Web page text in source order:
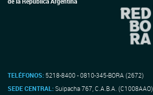
TELÉFONOS: 5218-8400 - 0810-345-BORA (2672)
SEDE CENTRAL:Suipacha 767, C.A.B.A. (C1008AAO)